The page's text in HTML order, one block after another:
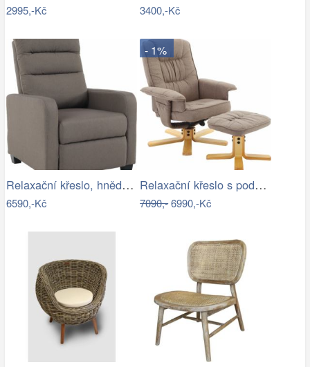
2995,-Kč 3400,-Kč
Relaxační křeslo, hnědá, TURNER Mdum
6590,-Kč
- 1%
Relaxační křeslo s podnoží, hnědošedá,…
7090,-6990,-Kč